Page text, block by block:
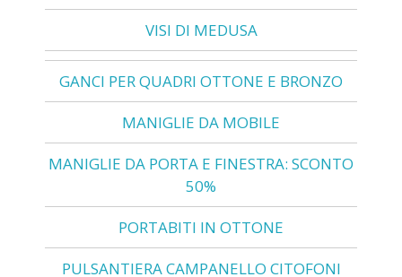
VISI DI MEDUSA
GANCI PER QUADRI OTTONE E BRONZO
MANIGLIE DA MOBILE
MANIGLIE DA PORTA E FINESTRA: SCONTO
50%
PORTABITI IN OTTONE
PULSANTIERA CAMPANELLO CITOFONI